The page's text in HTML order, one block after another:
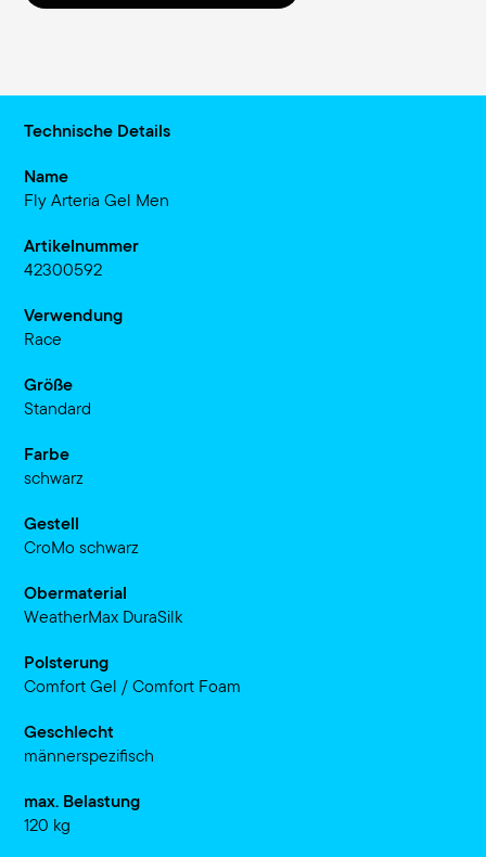
Technische Details
Name
Fly Arteria Gel Men
Artikelnummer
42300592
Verwendung
Race
Größe
Standard
Farbe
schwarz
Gestell
CroMo schwarz
Obermaterial
WeatherMax DuraSilk
Polsterung
Comfort Gel / Comfort Foam
Geschlecht
männerspezifisch
max. Belastung
120 kg